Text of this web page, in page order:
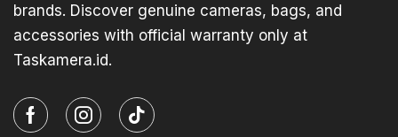
brands. Discover genuine cameras, bags, and
accessories with official warranty only at
Taskamera.id.